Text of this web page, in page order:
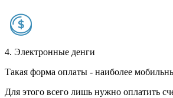
4. Электронные денги
Такая форма оплаты - наиболее
Для этого всего лишь нужно оплатить